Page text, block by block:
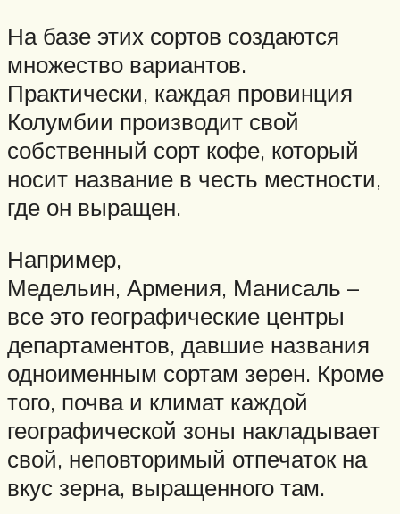
На базе этих сортов создаются
множество вариантов.
Практически, каждая провинция
Колумбии производит свой
собственный сорт кофе, который
носит название в честь местности,
где он выращен.
Например,
Медельин, Армения, Манисаль –
все это географические центры
департаментов, давшие названия
одноименным сортам зерен. Кроме
того, почва и климат каждой
географической зоны накладывает
свой, неповторимый отпечаток на
вкус зерна, выращенного там.